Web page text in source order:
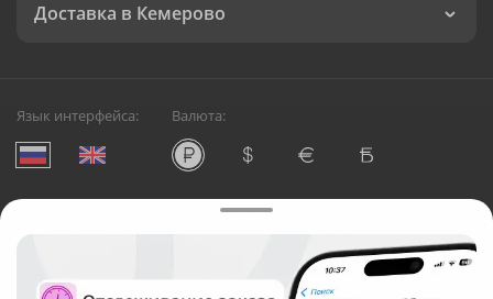
Доставка в Кемерово
Язык интерфейса: Валюта:
Служба круглосуточной доставки цветов в Кемерово
Русский Букет, 2026
Общество с ограниченной ответственностью «Технология»